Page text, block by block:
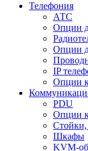
Телефония
АТС
Опции
Опции
IP
Опции к
PDU
Опции
Шкафы
KVM-